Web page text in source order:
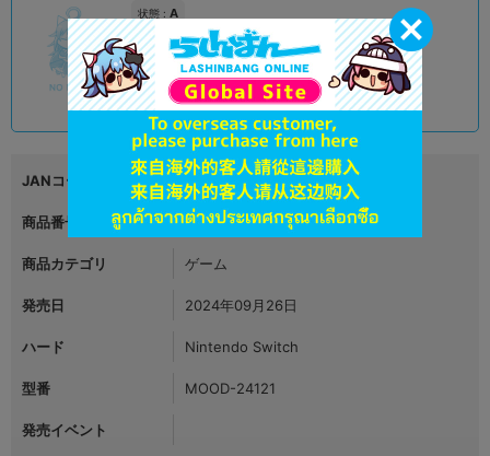
状態 : A
オンライン
品切状態 6,290円 税込
JANコード 4995857098392
商品番号 L06311803
商品カテゴリ ゲーム
発売日 2024年09月26日
ハード Nintendo Switch
型番 MOOD-24121
発売イベント